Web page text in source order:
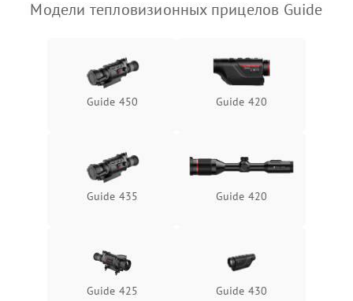
Неисправность системы
Подробнее →
Неисправность системы
защиты от замыкания
1500 ₽ Подробнее →
Поломка системы защиты
от перенапряжения
Подробнее →
Модели тепловизионных прицелов Guide
Guide 450 Guide 420
Guide 435 Guide 420
Guide 425 Guide 430